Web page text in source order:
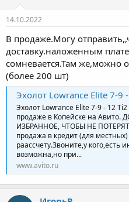
14.10.2022
В продаже.Могу
доставку.наложенным
сомневается.Там же,можно
(более 200 шт)
Эхолот Lowrance Elite 7-9 - 12 Ti2 с AI 3-
Эхолот Lowrance Elite 7-9 - 12
продаже в Копейске на
ИЗБРАННОЕ, ЧТОБЫ НЕ
продажа в кредит (для
раассчету.Звоните,у кого,есть
возможна,но при...
www.avito.ru